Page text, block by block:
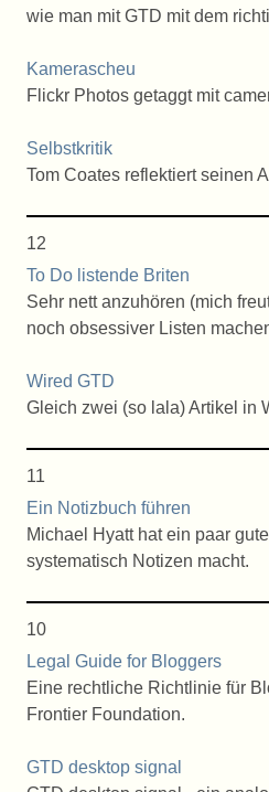
wie man mit GTD mit dem
Kamerascheu
Flickr Photos getaggt mit
Selbstkritik
Tom Coates reflektiert seinen
12
To Do listende Briten
Sehr nett anzuhören (mich
noch obsessiver Listen
Wired GTD
Gleich zwei (so lala) Artikel in
11
Ein Notizbuch führen
Michael Hyatt hat ein paar
systematisch Notizen macht.
10
Legal Guide for Bloggers
Eine rechtliche Richtlinie für
Frontier Foundation.
GTD desktop signal